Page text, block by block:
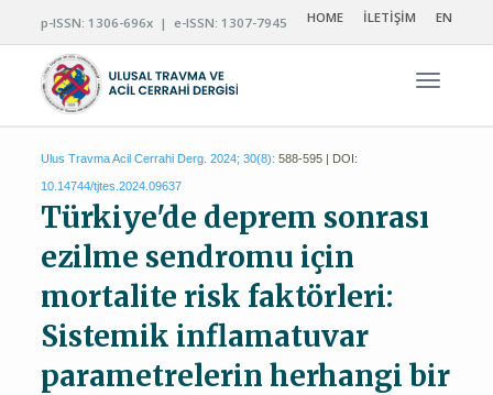
p-ISSN: 1306-696x | e-ISSN: 1307-7945 HOME İLETİŞİM EN
Ulus Travma Acil Cerrahi Derg. 2024; 30(8): 588-595 | DOI:
10.14744/tjtes.2024.09637
Türkiye'de deprem sonrası
ezilme sendromu için
mortalite risk faktörleri:
Sistemik inflamatuvar
parametrelerin herhangi bir